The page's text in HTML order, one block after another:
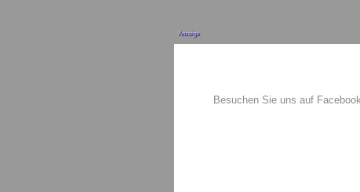
Anzeige
Besuchen Sie uns auf Facebook